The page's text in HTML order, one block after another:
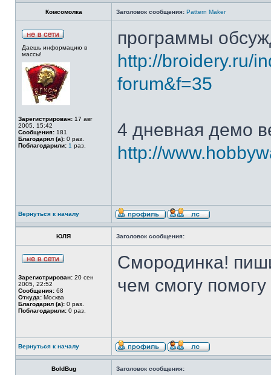
Комсомолка Заголовок сообщения: Pattern Maker
Даешь информацию в
массы!
Зарегистрирован: 17 авг
2005, 15:42
Сообщения: 181
Благодарил (а): 0 раз.
Поблагодарили: 1 раз.
программы
http://broidery.ru/
forum&f=35
4 дневная демо
http://
Вернуться к началу
ЮЛЯ Заголовок сообщения:
Зарегистрирован: 20 сен
2005, 22:52
Сообщения: 68
Откуда: Москва
Благодарил (а): 0 раз.
Поблагодарили: 0 раз.
Смородинка!
чем смогу помогу
Вернуться к началу
BoldBug Заголовок сообщения: